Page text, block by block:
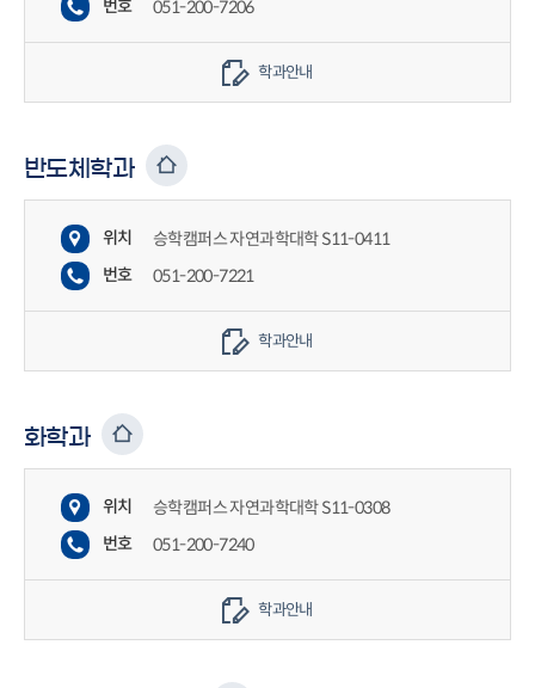
번호 051-200-7206
학과안내
반도체학과
위치
승학캠퍼스 자연과학대학 S11-0411
번호
051-200-7221
학과안내
화학과
위치
승학캠퍼스 자연과학대학 S11-0308
번호
051-200-7240
학과안내